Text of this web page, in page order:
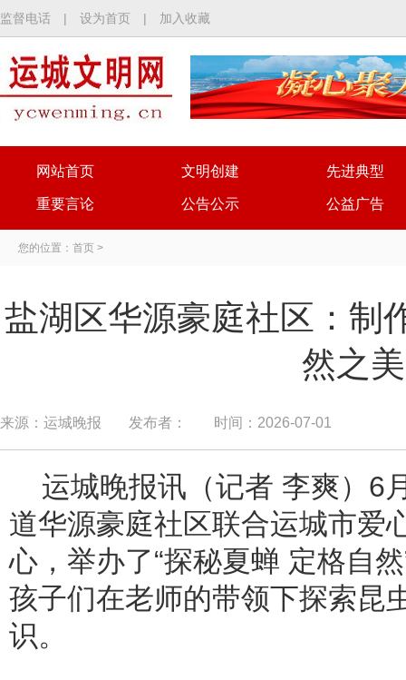
监督电话 | 设为首页 | 加入收藏
网站首页
重要言论
文明创建
公告公示
先进典型
公益广告
您的位置： 首页 >
盐湖区华源豪庭社区：制
然之美
来源：运城晚报 发布者： 时间：2026-07-01
运城晚报讯（记者 李爽）6
道华源豪庭社区联合运城市爱
心，举办了“探秘夏蝉 定格自
孩子们在老师的带领下探索昆
识。